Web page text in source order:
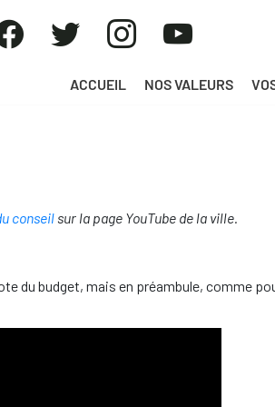
ACCUEIL NOS VALEURS
conseilsur la page YouTube de la ville.
du budget, mais en préambule, comme